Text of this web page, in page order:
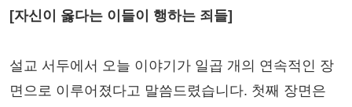
[자신이 옳다는 이들이 행하는 죄들]
설교 서두에서 오늘 이야기가 일곱 개의 연속적인 장
면으로 이루어졌다고 말씀드렸습니다. 첫째 장면은